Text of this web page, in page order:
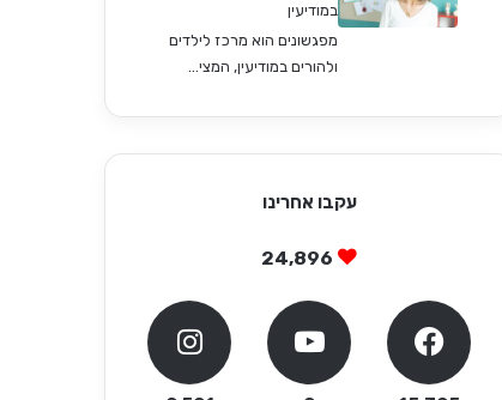
במודיעין
מפגשונים הוא מרכז לילדים
ולהורים במודיעין, המצי...
עקבו אחרינו
24,896